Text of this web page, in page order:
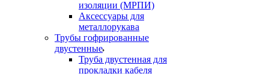
изоляции (МРПИ)
Аксессуары для
металлорукава
Трубы гофрированные
двустенные
Труба двустенная для
прокладки кабеля